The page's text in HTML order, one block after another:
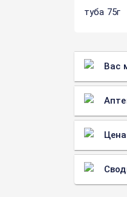
туба 75г
Вас